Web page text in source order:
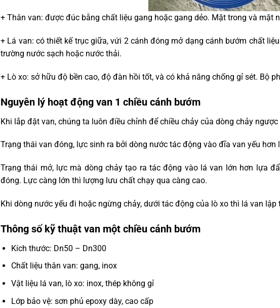
+ Thân van: được đúc bằng chất liệu gang hoặc gang dẻo. Mặt trong và mặt
+ Lá van: có thiết kế trục giữa, vứi 2 cánh đóng mở dạng cánh bướm chất
trường nước sạch hoặc nước thải.
+ Lò xo: sở hữu độ bền cao, độ đàn hồi tốt, và có khả năng chống gỉ sét. Bộ
Nguyên lý hoạt động van 1 chiều cánh bướm
Khi lắp đặt van, chúng ta luôn điều chỉnh để chiều chảy của dòng chảy
Trạng thái van đóng, lực sinh ra bởi dòng nước tác động vào đĩa van yếu
Trạng thái mở, lực mà dòng chảy tạo ra tác động vào lá van lớn hơn lựa
đóng. Lực càng lớn thì lượng lưu chất chạy qua càng cao.
Khi dòng nước yếu đi hoặc ngừng chảy, dưới tác động của lò xo thì lá van
Thông số kỹ thuật van một chiều cánh bướm
Kích thước: Dn50 – Dn300
Chất liệu thân van: gang, inox
Vật liệu lá van, lò xo: inox, thép không gỉ
Lớp bảo vệ: sơn phủ epoxy dày, cao cấp